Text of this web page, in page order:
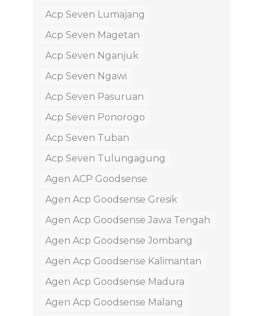
Acp Seven Lumajang
Acp Seven Magetan
Acp Seven Nganjuk
Acp Seven Ngawi
Acp Seven Pasuruan
Acp Seven Ponorogo
Acp Seven Tuban
Acp Seven Tulungagung
Agen ACP Goodsense
Agen Acp Goodsense Gresik
Agen Acp Goodsense Jawa Tengah
Agen Acp Goodsense Jombang
Agen Acp Goodsense Kalimantan
Agen Acp Goodsense Madura
Agen Acp Goodsense Malang